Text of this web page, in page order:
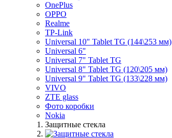
OnePlus
OPPO
Realme
TP-Link
Universal 10" Tablet TG (144\253 мм)
Universal 6"
Universal 7" Tablet TG
Universal 8" Tablet TG (120\205 мм)
Universal 9" Tablet TG (133\228 мм)
VIVO
ZTE glass
Фото коробки
Nokia
Защитные стекла